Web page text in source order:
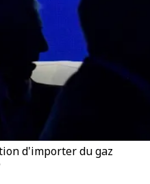
d'importer du gaz